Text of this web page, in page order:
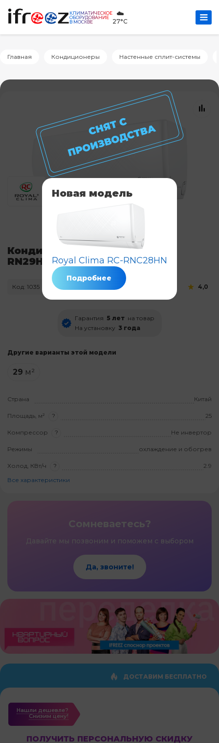
КЛИМАТИЧЕСКОЕ
ОБОРУДОВАНИЕ
В МОСКВЕ
☁️
27°C
Главная Кондиционеры Настенные сплит-системы
Кондиционер Royal Clima RC-
RN29HN
Код: 1035 Нет в наличии 4,0
Гарантия 5 лет на товар
На установку 3 года
Другие варианты этой модели
29 м²
Страна Китай
Площадь, м² ? 25
Компрессор ? Не инвертор
Режимы охлаждение и обогрев
Холод, КВт/ч ?
2.9
Все характеристики
Сомневаетесь?
Давайте мы позвоним и поможем с выбором
Да, звоните!
ДОСТАВИМ БЕСПЛАТНО
Нашли дешевле?
Cнизим цену!
ПОЛУЧИТЬ ПЕРСОНАЛЬНУЮ СКИДКУ
Новая модель
Royal Clima RC-RNC28HN
Подробнее